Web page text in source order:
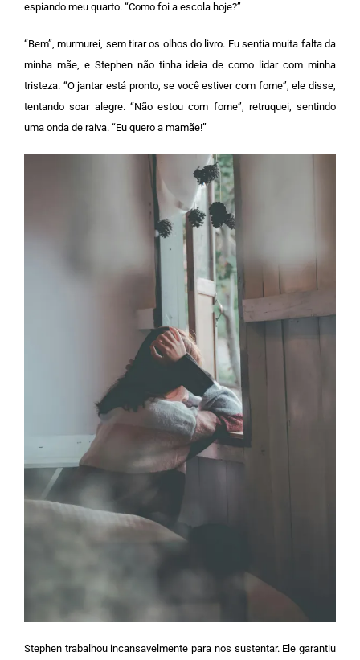
espiando meu quarto. “Como foi a escola hoje?”
“Bem”, murmurei, sem tirar os olhos do livro. Eu sentia muita falta da
minha mãe, e Stephen não tinha ideia de como lidar com minha
tristeza. “O jantar está pronto, se você estiver com fome”, ele disse,
tentando soar alegre. “Não estou com fome”, retruquei, sentindo
uma onda de raiva. “Eu quero a mamãe!”
Stephen trabalhou incansavelmente para nos sustentar. Ele garantiu